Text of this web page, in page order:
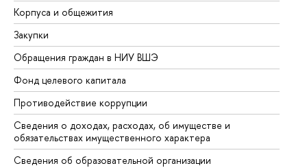
Корпуса и общежития
Закупки
Обращения граждан в НИУ ВШЭ
Фонд целевого капитала
Противодействие коррупции
Сведения о доходах, расходах, об имуществе и
обязательствах имущественного характера
Сведения об образовательной организации